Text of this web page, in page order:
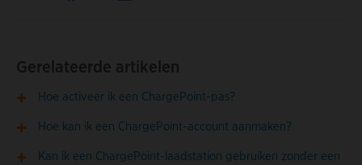
Gerelateerde artikelen
Hoe activeer ik een ChargePoint-pas?
Hoe kan ik een ChargePoint-account aanmaken?
Kan ik een ChargePoint-laadstation gebruiken zonder een